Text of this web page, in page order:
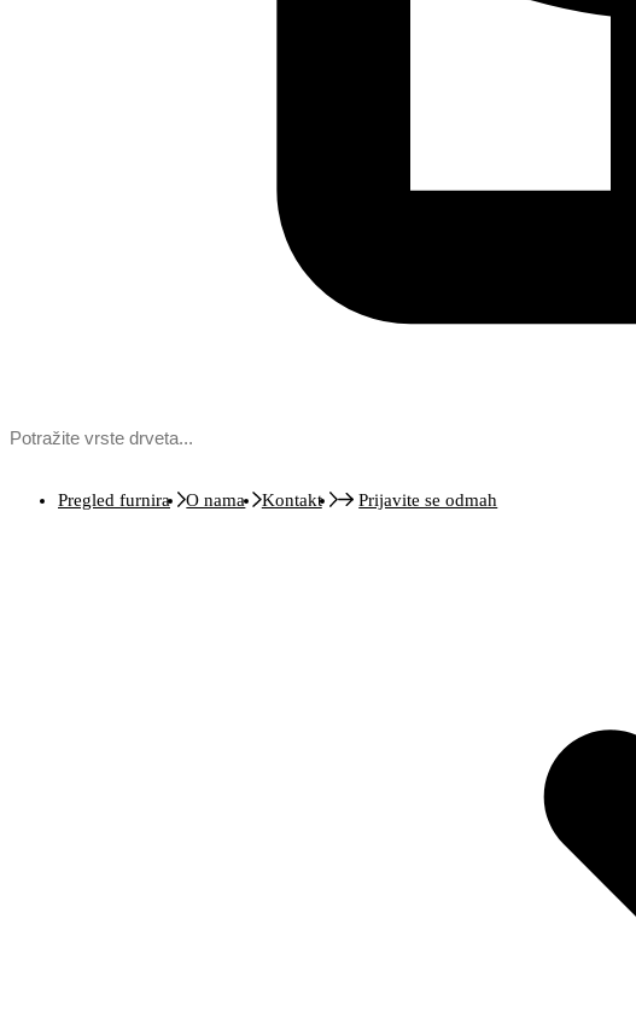
Pregled furnira O nama Kontakt Prijavite se odmah